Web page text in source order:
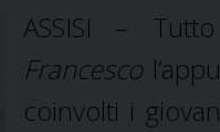
ASSISI –
Francesco
coinvolti i